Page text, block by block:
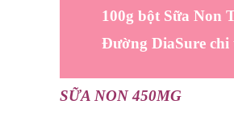
100g bột Sữa Non
Đường DiaSure chi
SỮA NON 450MG